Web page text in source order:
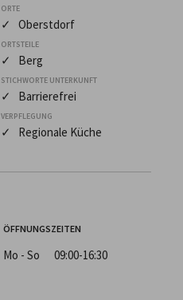
ORTE
✓ Oberstdorf
ORTSTEILE
✓ Berg
STICHWORTE UNTERKUNFT
✓ Barrierefrei
VERPFLEGUNG
✓ Regionale Küche
ÖFFNUNGSZEITEN
Mo - So 09:00-16:30